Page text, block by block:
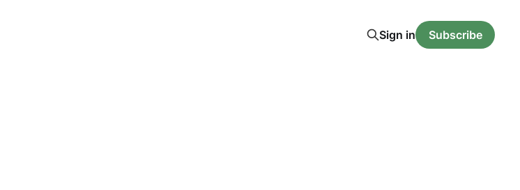
Sign in Subscribe